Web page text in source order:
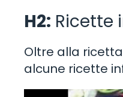
H2: Ricette
Oltre alla
alcune ricette